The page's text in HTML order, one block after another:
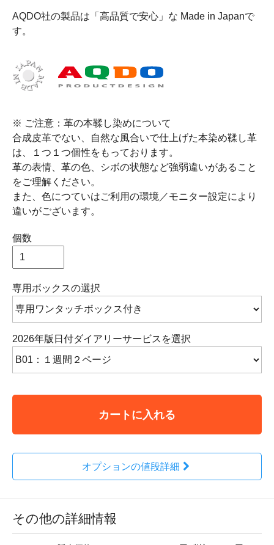
AQDO社の製品は「高品質で安心」な Made in Japanで
す。
※ ご注意：革の本鞣し染めについて
合成皮革でない、自然な風合いで仕上げた本染め鞣し革
は、１つ１つ個性をもっております。
革の表情、革の色、シボの状態など強弱違いがあること
をご理解ください。
また、色につていはご利用の環境／モニター設定により
違いがございます。
個数
専用ボックスの選択
2026年版日付ダイアリーサービスを選択
カートに入れる
オプションの値段詳細
その他の詳細情報